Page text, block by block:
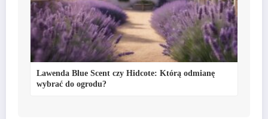
Lawenda Blue Scent czy Hidcote: Którą odmianę
wybrać do ogrodu?